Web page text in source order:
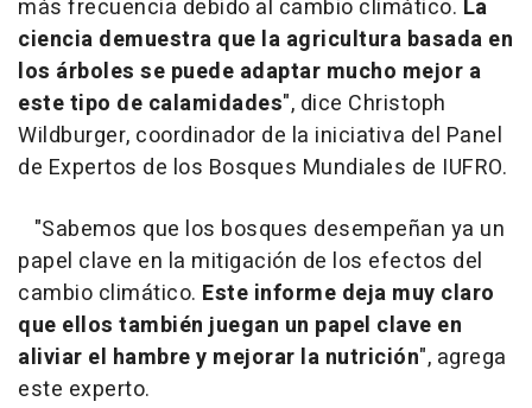
más frecuencia debido al cambio climático. La
ciencia demuestra que la agricultura basada en
los árboles se puede adaptar mucho mejor a
este tipo de calamidades", dice Christoph
Wildburger, coordinador de la iniciativa del Panel
de Expertos de los Bosques Mundiales de IUFRO.
"Sabemos que los bosques desempeñan ya un
papel clave en la mitigación de los efectos del
cambio climático. Este informe deja muy claro
que ellos también juegan un papel clave en
aliviar el hambre y mejorar la nutrición", agrega
este experto.